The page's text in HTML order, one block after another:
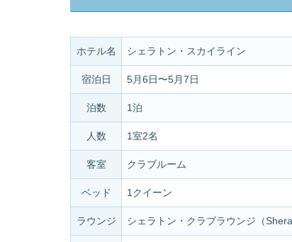
ホテル名 シェラトン・スカイライン
宿泊日 5月6日〜5月7日
泊数 1泊
人数 1室2名
客室 クラブルーム
ベッド 1クイーン
ラウンジ シェラトン・クラブラウンジ（